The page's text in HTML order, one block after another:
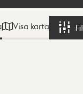
Visa karta